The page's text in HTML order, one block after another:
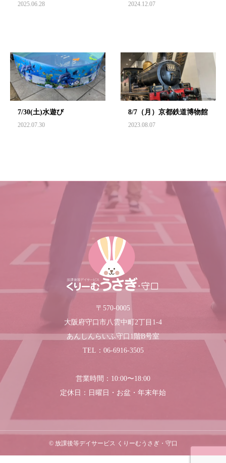
2025.06.28 2024.12.07
7/30(土)水遊び
2022.07.30
8/7（月）京都鉄道博物館
2023.08.07
〒570-0005
大阪府守口市八雲中町2丁目1-4
あんしんらいふ守口1階B号室
TEL：06-6916-3505
営業時間：10:00〜18:00
定休日：日曜日・お盆・年末年始
© 放課後等デイサービス くりーむうさぎ・守口